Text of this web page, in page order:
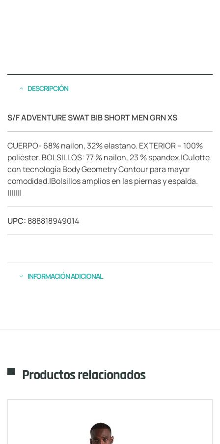
DESCRIPCIÓN
S/F ADVENTURE SWAT BIB SHORT MEN GRN XS
CUERPO- 68% nailon, 32% elastano. EXTERIOR – 100%
poliéster. BOLSILLOS: 77 % nailon, 23 % spandex.|Culotte
con tecnología Body Geometry Contour para mayor
comodidad.|Bolsillos amplios en las piernas y espalda.
|||||||
UPC: 888818949014
INFORMACIÓN ADICIONAL
Productos relacionados